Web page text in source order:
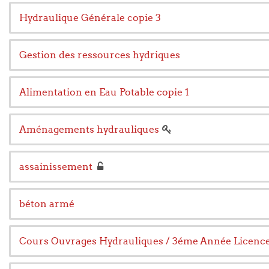
Hydraulique Générale copie 3
Gestion des ressources hydriques
Alimentation en Eau Potable copie 1
Aménagements hydrauliques
assainissement
béton armé
Cours Ouvrages Hydrauliques / 3éme Année